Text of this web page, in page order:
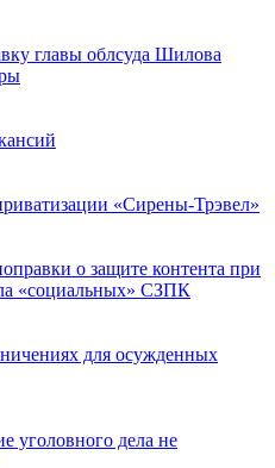
главы облсуда Шилова
«Сирены-Трэвел»
о защите контента при
«социальных» СЗПК
для осужденных
уголовного дела не